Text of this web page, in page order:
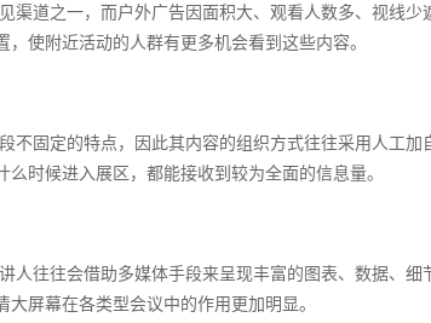
渠道之一，而户外广告因面积大、观看人数多、视线
使附近活动的人群有更多机会看到这些内容。
不固定的特点，因此其内容的组织方式往往采用人工
时候进入展区，都能接收到较为全面的信息量。
人往往会借助多媒体手段来呈现丰富的图表、数据、
大屏幕在各类型会议中的作用更加明显。